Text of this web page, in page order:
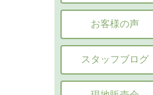
お客様の声
スタッフブログ